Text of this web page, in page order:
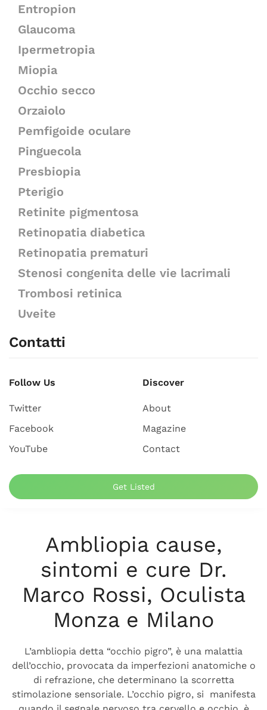
Entropion
Glaucoma
Ipermetropia
Miopia
Occhio secco
Orzaiolo
Pemfigoide oculare
Pinguecola
Presbiopia
Pterigio
Retinite pigmentosa
Retinopatia diabetica
Retinopatia prematuri
Stenosi congenita delle vie lacrimali
Trombosi retinica
Uveite
Contatti
Follow Us
Twitter
Facebook
YouTube
Discover
About
Magazine
Contact
Get Listed
Ambliopia cause,
sintomi e cure Dr.
Marco Rossi, Oculista
Monza e Milano
L’ambliopia detta “occhio pigro”, è una malattia
dell’occhio, provocata da imperfezioni anatomiche o
di refrazione, che determinano la scorretta
stimolazione sensoriale. L’occhio pigro, si manifesta